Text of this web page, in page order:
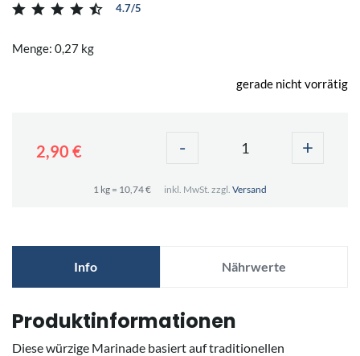
4.7/5
Menge: 0,27 kg
gerade nicht vorrätig
2,90 € - +
1 kg = 10,74 € inkl. MwSt. zzgl. Versand
Info Nährwerte
Produktinformationen
Diese würzige Marinade basiert auf traditionellen